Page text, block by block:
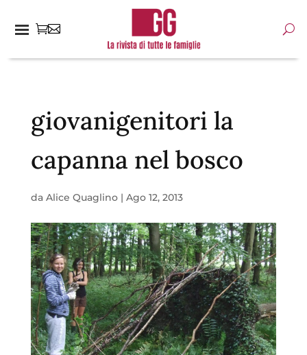
giovanigenitori la
capanna nel bosco
da Alice Quaglino| Ago 12, 2013